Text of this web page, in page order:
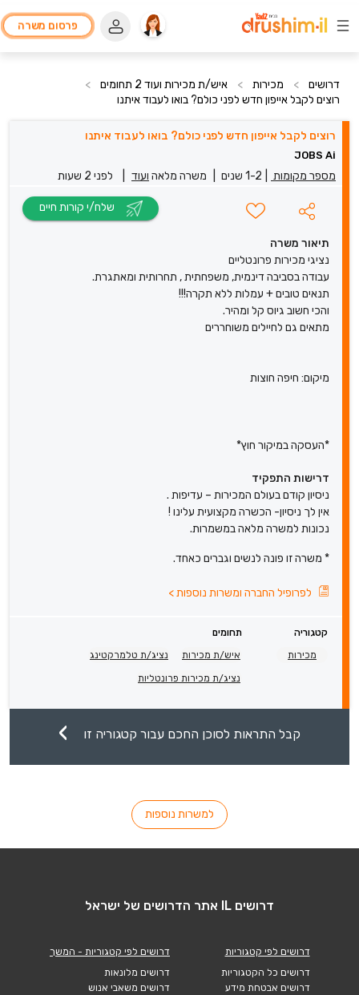
פרסום משרה
דרושים > מכירות > איש/ת מכירות ועוד 2 תחומים
>
רוצים לקבל אייפון חדש לפני כולם? בואו לעבוד איתנו
רוצים לקבל אייפון חדש לפני כולם? בואו לעבוד איתנו
JOBS Ai
מספר מקומות 1-2 שנים משרה מלאה ועוד לפני 2 שעות
תיאור משרה
נציגי מכירות פרונטליים
עבודה בסביבה דינמית, משפחתית , תחרותית ומאתגרת.
תנאים טובים + עמלות ללא תקרה!!!
והכי חשוב גיוס קל ומהיר.
מתאים גם לחיילים משוחררים
מיקום: חיפה חוצות
*העסקה במיקור חוץ*
דרישות התפקיד
ניסיון קודם בעולם המכירות – עדיפות .
אין לך ניסיון- הכשרה מקצועית עלינו !
נכונות למשרה מלאה במשמרות.
* משרה זו פונה לנשים וגברים כאחד.
לפרופיל החברה ומשרות נוספות>
קטגוריה
תחומים
מכירות
איש/ת מכירות נציג/ת טלמרקטינג
נציג/ת מכירות פרונטליות
קבל התראות לסוכן החכם עבור קטגוריה זו
למשרות נוספות
דרושים IL אתר הדרושים של ישראל
דרושים לפי קטגוריות
דרושים כל הקטגוריות
דרושים אבטחת מידע
דרושים לפי קטגוריות - המשך
דרושים מלונאות
דרושים משאבי אנוש